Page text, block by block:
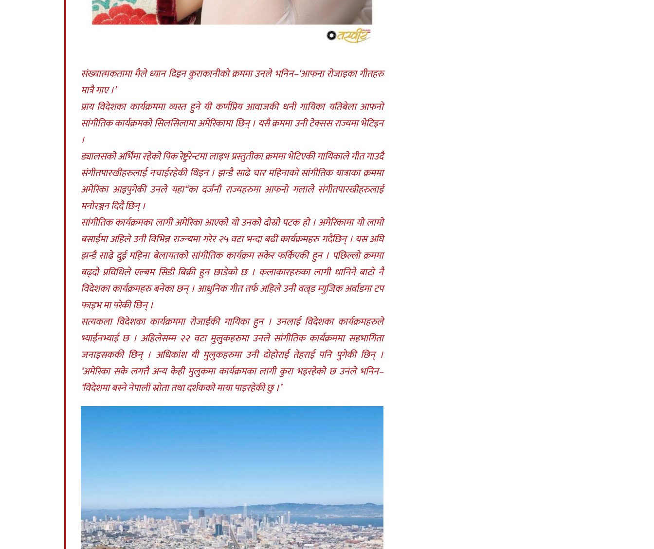
संख्यात्मकतामा मैले ध्यान दिइन कुराकानीको क्रममा उनले भनिन–‘आफना रोजाइका गीतहरु
मात्रै गाए ।’
प्राय विदेशका कार्यक्रममा व्यस्त हुने यी कर्णप्रिय आवाजकी धनी गायिका यतिबेला आफनो
सांगीतिक कार्यक्रमको सिलसिलामा अमेरिकामा छिन् । यसै क्रममा उनी टेक्सस राज्यमा भेटिइन
।
ड्यालसको अर्भिमा रहेको पिक रेष्टुरेन्टमा लाइभ प्रस्तुतीका क्रममा भेटिएकी गायिकाले गीत गाउदै
संगीतपारखीहरुलाई नचाईरहेकी थिइन । झन्डै साढे चार महिनाको सांगीतिक यात्राका क्रममा
अमेरिका आइपुगेकी उनले यहा“का दर्जनौ राज्यहरुमा आफनो गलाले संगीतपारखीहरुलाई
मनोरञ्जन दिदै छिन् ।
सांगीतिक कार्यक्रमका लागी अमेरिका आएको यो उनको दोस्रो पटक हो । अमेरिकामा यो लामो
बसाईमा अहिले उनी विभिन्न राज्न्यमा गरेर २५ वटा भन्दा बढी कार्यक्रमहरु गदैछिन् । यस अघि
झन्डै साढे दुई महिना बेलायतको सांगीतिक कार्यक्रम सकेर फर्किएकी हुन । पछिल्लो क्रममा
बढ्दो प्रविधिले एल्बम सिडी बिक्री हुन छाडेको छ । कलाकारहरुका लागी धानिने बाटो नै
विदेशका कार्यक्रमहरु बनेका छन् । आधुनिक गीत तर्फ अहिले उनी वल्र्ड म्युजिक अर्वाडमा टप
फाइभ मा परेकी छिन् ।
सत्यकला विदेशका कार्यक्रममा रोजाईकी गायिका हुन । उनलाई विदेशका कार्यक्रमहरुले
भ्याईनभ्याई छ । अहिलेसम्म २२ वटा मुलुकहरुमा उनले सांगीतिक कार्यक्रममा सहभागिता
जनाइसककी छिन् । अधिकांश यी मुलुकहरुमा उनी दोहोराई तेहराई पनि पुगेकी छिन् ।
‘अमेरिका सके लगत्तै अन्य केही मुलुकमा कार्यक्रमका लागी कुरा भइरहेको छ उनले भनिन–
‘विदेशमा बस्ने नेपाली स्रोता तथा दर्शकको माया पाइरहेकी छु ।’